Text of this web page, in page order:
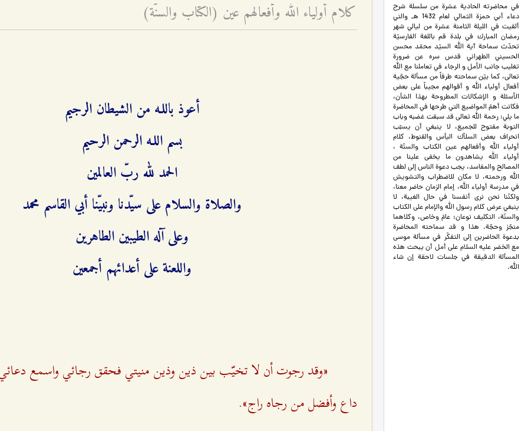
في محاضرته الحادية عشرة من سلسلة شرح
دعاء أبي حمزة الثمالي لعام 1432 هـ والتي
ألقيت في الليلة الثامنة عشرة من ليالي شهر
رمضان المبارك في بلدة قم باللغة الفارسيّة
تحدّث سماحة آية الله السيّد محمّد محسن
الحسيني الطهراني قدس سره عن ضرورة
تغليب جانب الأمل و الرجاء في تعاملنا مع الله
تعالى، كما بيّن سماحته طرفاً من مسألة حجّية
أفعال أولياء الله و أقوالهم مجيباً على بعض
الأسئلة و الإشكالات المطروحة بهذا الشأن،
فكانت أهمّ المواضيع التي طرحها في المحاضرة
ما يلي: رحمة الله تعالى قد سبقت غضبه وباب
التوبة مفتوح للجميع، لا ينبغي أن يسبّب
انحراف بعض السلاّك اليأس والقنوط، كلام
أولياء الله وأفعالهم عين الكتاب والسنّة ،
أولياء الله يشاهدون ما يخفى علينا من
المصالح والمفاسد، يجب دعوة الناس إلى لطف
الله ورحمته، لا مكان للاضطراب والتشويش
في مدرسة أولياء الله، إمام الزمان حاضر معنا،
ولكنّنا نحن نرى أنفسنا في حال الغيبة، لا
ينبغي عرض كلام رسول الله والإمام على الكتاب
والسنّة، التكليف نوعان: عامّ وخاص، وكلاهما
منجّز وحجّة. هذا و قد سماحته المحاضرة
بدعوة الحاضرين إلى التفكّر في مسألة موسى
مع الخضر عليه السلام على أمل أن يبحث هذه
المسألة الدقيقة في جلسات لاحقة إن شاء
الله.
كلام أولياء الله وأفعالهم عين (الكتاب والسنّة)
أعوذ باللـه من الشيطان الرجيم
بسم اللـه الرحمن الرحيم
الحمد لله ربّ العالمين
والصلاة والسلام على سيّدنا ونبيّنا أبي القاسم محمد
وعلى آله الطيبين الطاهرين
واللعنة على أعدائهم أجمعين
«وقد رجوت أن لا تخيّب بين ذين وذين منيتي فحقق رجائي واسمع
داع وأفضل من رجاه راج».